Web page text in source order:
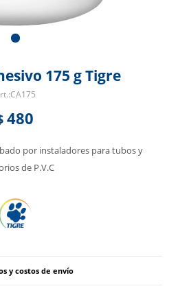
175 g Tigre
CA175
480
por instaladores para tubos y
de P.V.C
y costos de envío